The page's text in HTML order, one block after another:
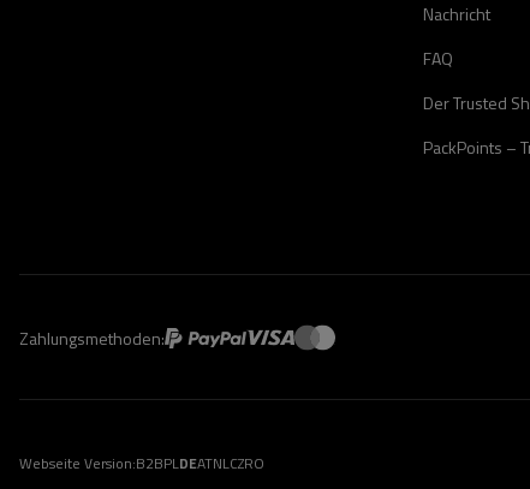
Nachricht
FAQ
Der Trusted
PackPoints –
Zahlungsmethoden:
Webseite Version:B2BPLDEATNLCZRO